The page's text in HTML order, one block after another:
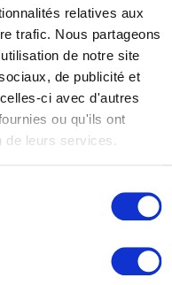
relatives aux
trafic. Nous partageons
de notre site
de publicité et
ci avec d'autres
ou qu'ils ont
de leurs services.